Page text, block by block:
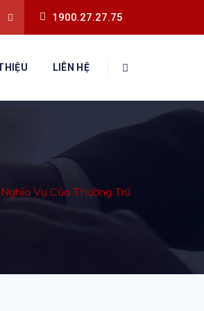
1900.27.27.75
LIÊN HỆ
Vụ Của Thường Trú